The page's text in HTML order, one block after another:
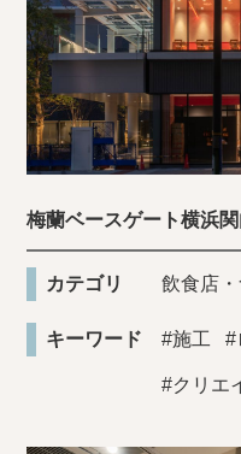
梅蘭ベースゲート横浜関
カテゴリ 飲食店
キーワード #施工 #
#クリエ